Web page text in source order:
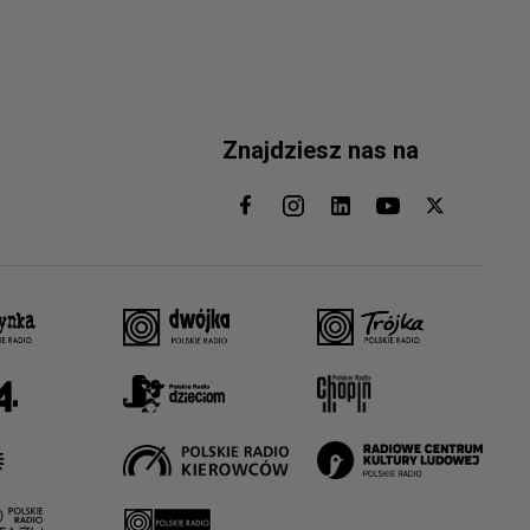
Pływanie
Pływanie synchroniczne
Rugby
Siatkówka plażowa
Znajdziesz nas na